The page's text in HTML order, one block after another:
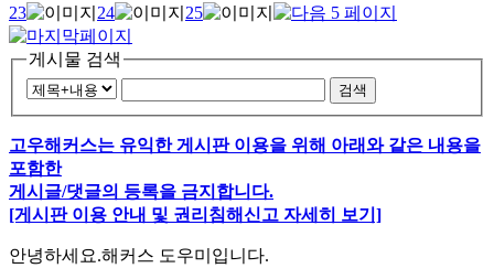
23
24 25
게시물 검색
검색
고우해커스는 유익한 게시판 이용을 위해 아래와 같은 내용을
포함한
게시글/댓글의 등록을 금지합니다.
[게시판 이용 안내 및 권리침해신고 자세히 보기]
안녕하세요.해커스 도우미입니다.